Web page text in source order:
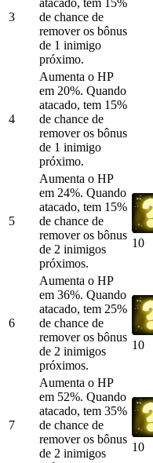
3
atacado, tem 15%
de chance de
remover os bônus
de 1 inimigo
próximo.
4
Aumenta o HP
em 20%. Quando
atacado, tem 15%
de chance de
remover os bônus
de 1 inimigo
próximo.
5
Aumenta o HP
em 24%. Quando
atacado, tem 15%
de chance de
remover os bônus
de 2 inimigos
próximos.
10
6
Aumenta o HP
em 36%. Quando
atacado, tem 25%
de chance de
remover os bônus
de 2 inimigos
próximos.
10
7
Aumenta o HP
em 52%. Quando
atacado, tem 35%
de chance de
remover os bônus
de 2 inimigos
10